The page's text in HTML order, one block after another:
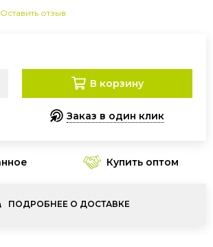
Оставить отзыв
В корзину
Заказ в один клик
Купить оптом
ПОДРОБНЕЕ О ДОСТАВКЕ